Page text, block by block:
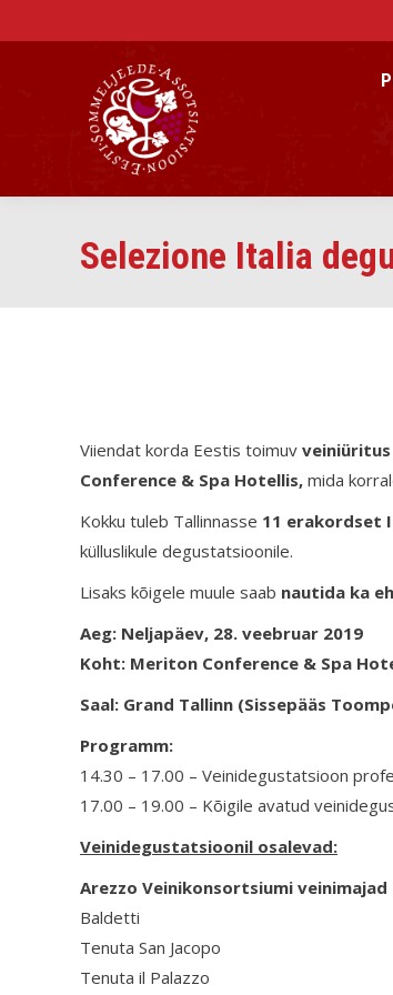
Selezione Italia
Viiendat korda Eestis toimuv veiniüritus
Conference & Spa Hotellis, mida
Kokku tuleb Tallinnasse 11 erakordset
külluslikule degustatsioonile.
Lisaks kõigele muule saab nautida ka
Aeg: Neljapäev, 28. veebruar 2019
Koht: Meriton Conference & Spa
Saal: Grand Tallinn (Sissepääs
Programm:
14.30 – 17.00 – Veinidegustatsioon
17.00 – 19.00 – Kõigile avatud
Veinidegustatsioonil osalevad:
Arezzo Veinikonsortsiumi
Baldetti
Tenuta San Jacopo
Tenuta il Palazzo